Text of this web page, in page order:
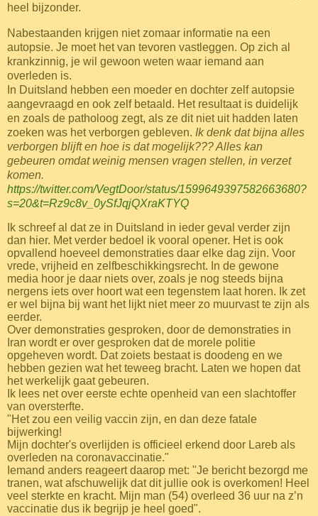
heel bijzonder.
Nabestaanden krijgen niet zomaar informatie na een
autopsie. Je moet het van tevoren vastleggen. Op zich al
krankzinnig, je wil gewoon weten waar iemand aan
overleden is.
In Duitsland hebben een moeder en dochter zelf autopsie
aangevraagd en ook zelf betaald. Het resultaat is duidelijk
en zoals de patholoog zegt, als ze dit niet uit hadden laten
zoeken was het verborgen gebleven. Ik denk dat bijna alles
verborgen blijft en hoe is dat mogelijk??? Alles kan
gebeuren omdat weinig mensen vragen stellen, in verzet
komen.
https://twitter.com/VegtDoor/status/1599649397582663680?
s=20&t=Rz9c8v_0ySfJqjQXraKTYQ
Ik schreef al dat ze in Duitsland in ieder geval verder zijn
dan hier. Met verder bedoel ik vooral opener. Het is ook
opvallend hoeveel demonstraties daar elke dag zijn. Voor
vrede, vrijheid en zelfbeschikkingsrecht. In de gewone
media hoor je daar niets over, zoals je nog steeds bijna
nergens iets over hoort wat een tegenstem laat horen. Ik zet
er wel bijna bij want het lijkt niet meer zo muurvast te zijn als
eerder.
Over demonstraties gesproken, door de demonstraties in
Iran wordt er over gesproken dat de morele politie
opgeheven wordt. Dat zoiets bestaat is doodeng en we
hebben gezien wat het teweeg bracht. Laten we hopen dat
het werkelijk gaat gebeuren.
Ik lees net over eerste echte openheid van een slachtoffer
van oversterfte.
"Het zou een veilig vaccin zijn, en dan deze fatale
bijwerking!
Mijn dochter's overlijden is officieel erkend door Lareb als
overleden na coronavaccinatie."
Iemand anders reageert daarop met: "Je bericht bezorgd me
tranen, wat afschuwelijk dat dit jullie ook is overkomen! Heel
veel sterkte en kracht. Mijn man (54) overleed 36 uur na z’n
vaccinatie dus ik begrijp je heel goed".